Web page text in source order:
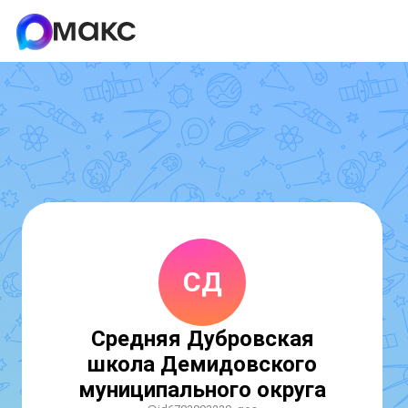
СД
Средняя Дубровская
школа Демидовского
муниципального округа